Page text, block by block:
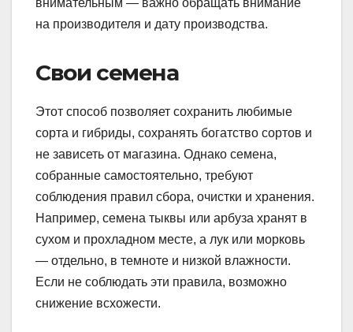
внимательным — важно обращать внимание
на производителя и дату производства.
Свои семена
Этот способ позволяет сохранить любимые
сорта и гибриды, сохранять богатство сортов и
не зависеть от магазина. Однако семена,
собранные самостоятельно, требуют
соблюдения правил сбора, очистки и хранения.
Например, семена тыквы или арбуза хранят в
сухом и прохладном месте, а лук или морковь
— отдельно, в темноте и низкой влажности.
Если не соблюдать эти правила, возможно
снижение всхожести.